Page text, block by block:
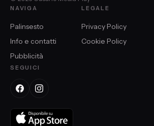
NAVIGA
Palinsesto
Info e contatti
Pubblicità
LEGALE
Privacy Policy
Cookie Policy
SEGUICI